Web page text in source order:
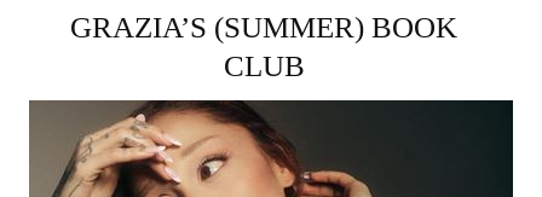
GRAZIA’S (SUMMER) BOOK
CLUB